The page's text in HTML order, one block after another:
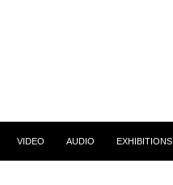
VIDEO AUDIO EXHIBITIONS